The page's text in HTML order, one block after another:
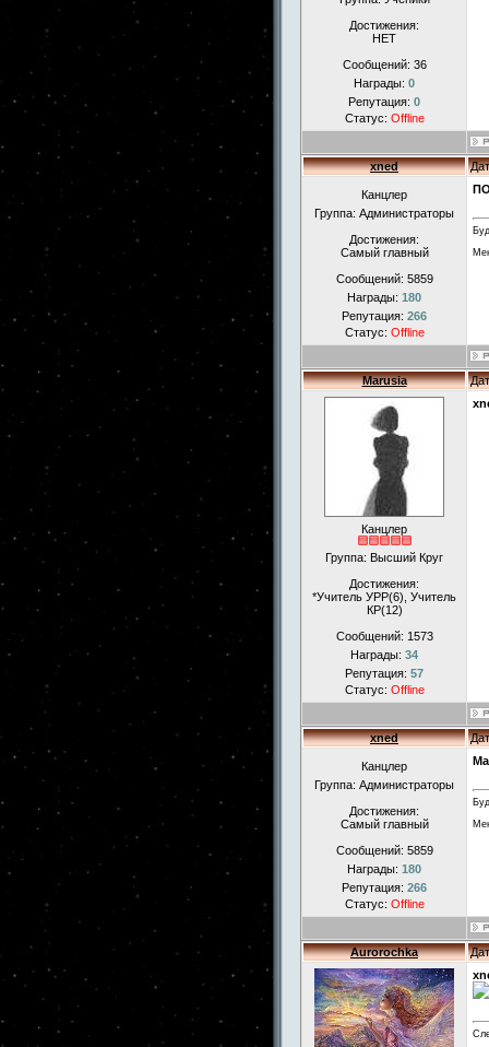
Достижения:
НЕТ
Сообщений: 36
Награды: 0
Репутация: 0
Статус: Offline
xned
Канцлер
Группа: Администраторы
Достижения:
Самый главный
Сообщений: 5859
Награды: 180
Репутация: 266
Статус: Offline
Marusia
Канцлер
Группа: Высший Круг
Достижения:
*Учитель УРР(6), Учитель
КР(12)
Сообщений: 1573
Награды: 34
Репутация: 57
Статус: Offline
xned
Канцлер
Группа: Администраторы
Достижения:
Самый главный
Сообщений: 5859
Награды: 180
Репутация: 266
Статус: Offline
Aurorochka